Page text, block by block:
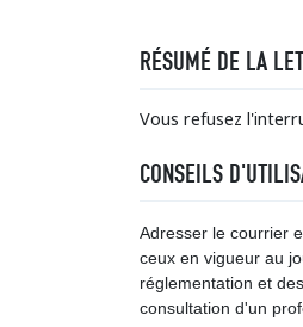
RÉSUMÉ DE LA
Vous refusez
CONSEILS
Adresser le courrier
ceux en vigueur au
réglementation et
consultation d'un